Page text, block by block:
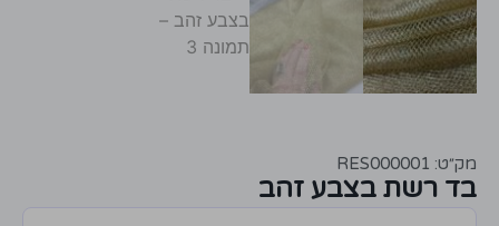
מק״ט: RES000001
בד רשת בצבע זהב